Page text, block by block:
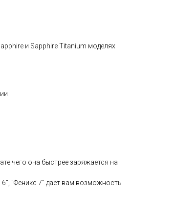
и Sapphire Titanium моделях
чего она быстрее заряжается на
"Феникс 7" даёт вам возможность